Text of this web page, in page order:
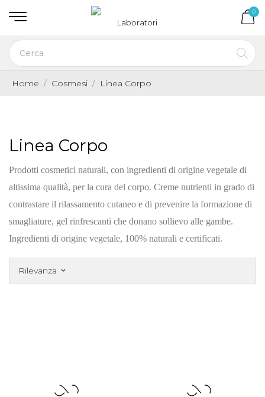
0
Home Cosmesi Linea Corpo
Linea Corpo
Prodotti cosmetici naturali, con ingredienti di origine vegetale di
altissima qualità, per la cura del corpo. Creme nutrienti in grado di
contrastare il rilassamento cutaneo e di prevenire la formazione di
smagliature, gel rinfrescanti che donano sollievo alle gambe.
Ingredienti di origine vegetale, 100% naturali e certificati.
Rilevanza keyboard_arrow_down